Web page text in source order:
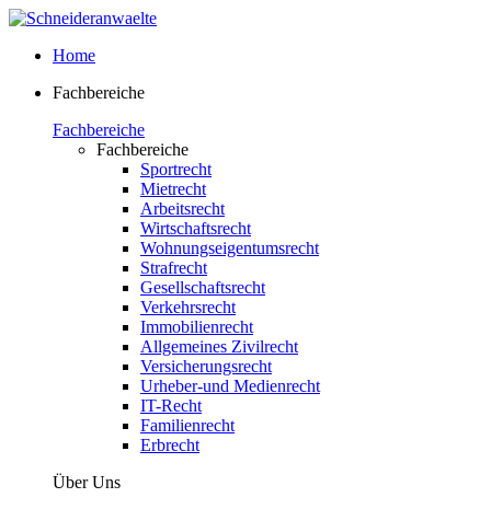
Home
Fachbereiche
Fachbereiche
Fachbereiche
Sportrecht
Mietrecht
Arbeitsrecht
Wirtschaftsrecht
Wohnungseigentumsrecht
Strafrecht
Gesellschaftsrecht
Verkehrsrecht
Immobilienrecht
Allgemeines Zivilrecht
Versicherungsrecht
Urheber-und Medienrecht
IT-Recht
Familienrecht
Erbrecht
Über Uns